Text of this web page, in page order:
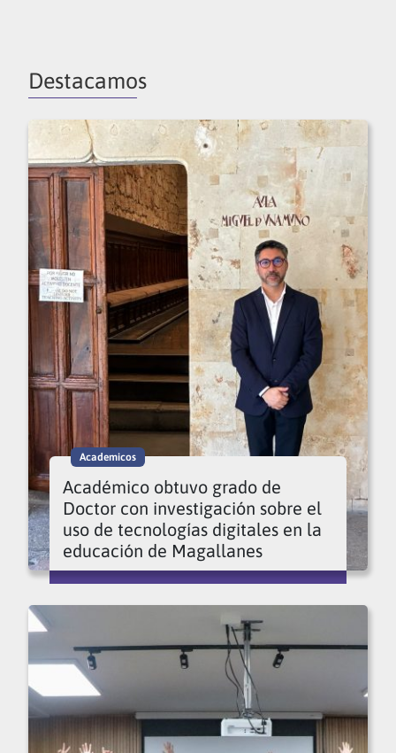
Destacamos
Academicos
Académico obtuvo grado de
Doctor con investigación sobre el
uso de tecnologías digitales en la
educación de Magallanes